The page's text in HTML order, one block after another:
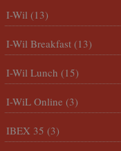
I-Wil (13)
I-Wil Breakfast (13)
I-Wil Lunch (15)
I-WiL Online (3)
IBEX 35 (3)